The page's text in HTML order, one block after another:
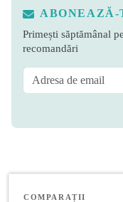
Primești săptămânal
recomandări
COMPARAȚII